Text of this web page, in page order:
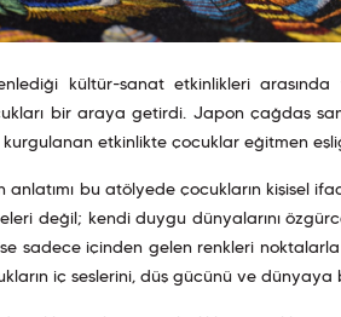
kültür-sanat etkinlikleri
bir araya getirdi. Japon çağdaş
etkinlikte çocuklar eğitmen
anlatımı bu atölyede çocukların kişisel
değil; kendi duygu dünyalarını
sadece içinden gelen renkleri noktalarla
iç seslerini, düş gücünü ve dünyaya